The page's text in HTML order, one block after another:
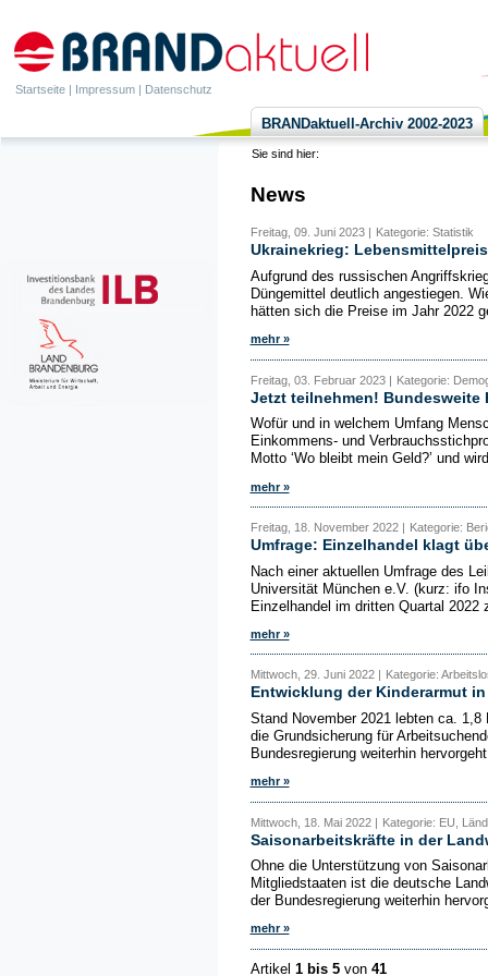
Startseite | Impressum | Datenschutz
BRANDaktuell-Archiv 2002-2023
Sie sind hier:
News
Freitag, 09. Juni 2023 | Kategorie: Statistik
Ukrainekrieg:
Aufgrund des russischen
Düngemittel deutlich angestiegen.
hätten sich die Preise im Jahr 2022
mehr »
Freitag, 03. Februar 2023 | Kategorie:
Jetzt teilnehmen! Bundesweite
Wofür und in welchem Umfang
Einkommens- und
Motto ‘Wo bleibt mein Geld?’ und
mehr »
Freitag, 18. November 2022 | Kategorie:
Umfrage: Einzelhandel klagt
Nach einer aktuellen Umfrage des
Universität München e.V. (kurz: ifo
Einzelhandel im dritten Quartal 2022
mehr »
Mittwoch, 29. Juni 2022 | Kategorie:
Entwicklung der Kinderarmut
Stand November 2021 lebten ca.
die Grundsicherung für
Bundesregierung weiterhin
mehr »
Mittwoch, 18. Mai 2022 | Kategorie: EU,
Saisonarbeitskräfte in der
Ohne die Unterstützung von
Mitgliedstaaten ist die deutsche
der Bundesregierung weiterhin
mehr »
Artikel 1 bis 5von 41